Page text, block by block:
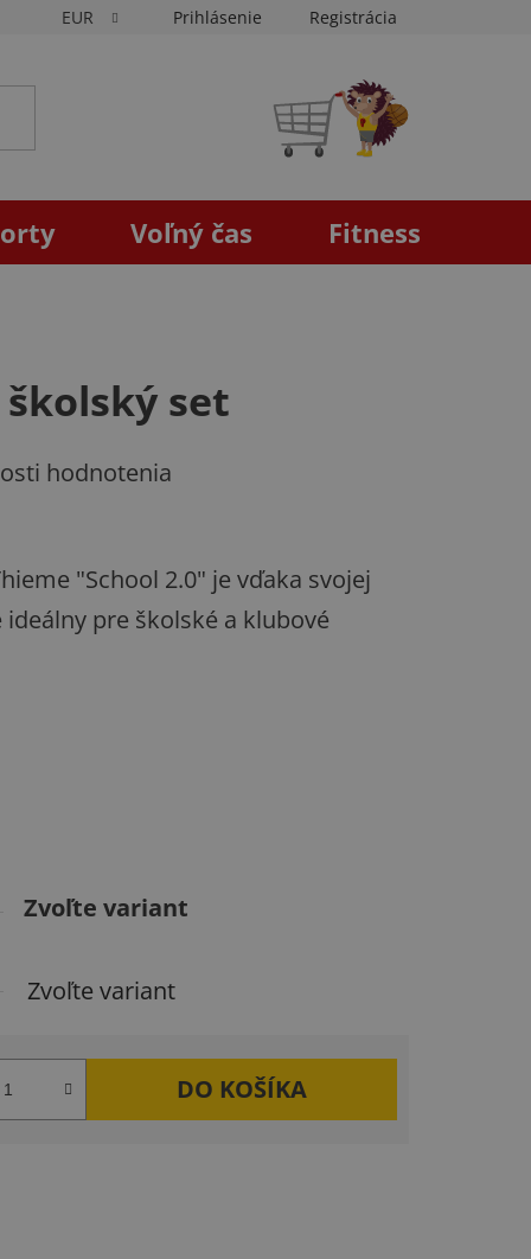
EUR Prihlásenie Registrácia
NÁKUPNÝ
KOŠÍK
Voľný čas Fitness
set
hodnotenia
"School 2.0" je vďaka svojej
pre školské a klubové
Zvoľte variant
Zvoľte variant
DO KOŠÍKA